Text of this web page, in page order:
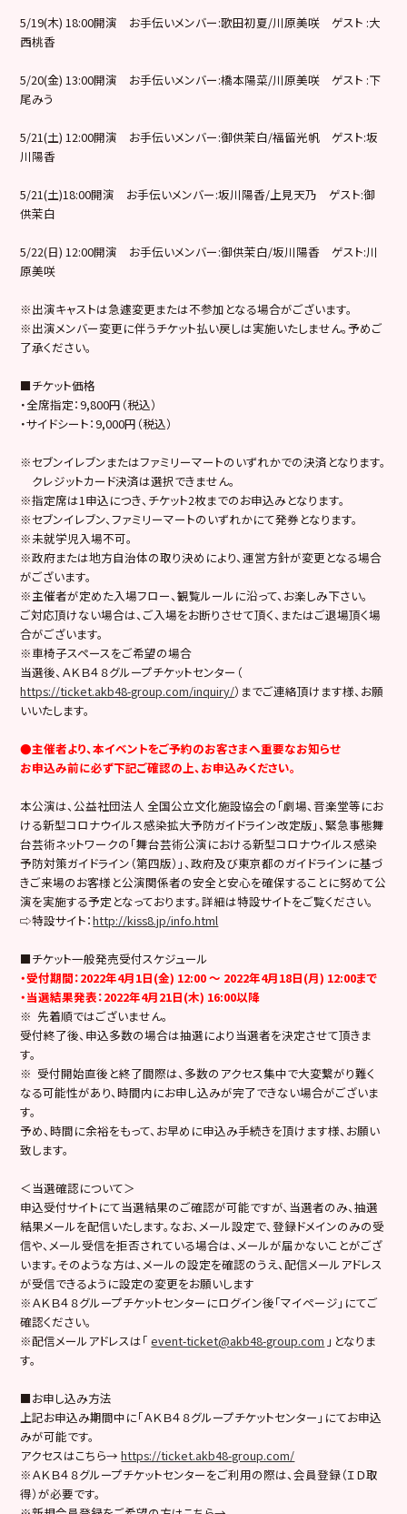
5/19(木) 18:00開演 お手伝いメンバー:歌田初夏/川原美咲 ゲスト :大
西桃香
5/20(金) 13:00開演 お手伝いメンバー:橋本陽菜/川原美咲 ゲスト :下
尾みう
5/21(土) 12:00開演 お手伝いメンバー:御供茉白/福留光帆 ゲスト:坂
川陽香
5/21(土)18:00開演 お手伝いメンバー:坂川陽香/上見天乃 ゲスト:御
供茉白
5/22(日) 12:00開演 お手伝いメンバー:御供茉白/坂川陽香 ゲスト:川
原美咲
※出演キャストは急遽変更または不参加となる場合がございます。
※出演メンバー変更に伴うチケット払い戻しは実施いたしません。予めご
了承ください。
■チケット価格
・全席指定：9,800円（税込）
・サイドシート：9,000円（税込）
※セブンイレブンまたはファミリーマートのいずれかでの決済となります。
クレジットカード決済は選択できません。
※指定席は1申込につき、チケット2枚までのお申込みとなります。
※セブンイレブン、ファミリーマートのいずれかにて発券となります。
※未就学児入場不可。
※政府または地方自治体の取り決めにより、運営方針が変更となる場合
がございます。
※主催者が定めた入場フロー、観覧ルールに沿って、お楽しみ下さい。
ご対応頂けない場合は、ご入場をお断りさせて頂く、またはご退場頂く場
合がございます。
※車椅子スペースをご希望の場合
当選後、ＡＫＢ４８グループチケットセンター（
https://ticket.akb48-group.com/inquiry/）までご連絡頂けます様、お願
いいたします。
●主催者より、本イベントをご予約のお客さまへ重要なお知らせ
お申込み前に必ず下記ご確認の上、お申込みください。
本公演は、公益社団法人 全国公立文化施設協会の「劇場、音楽堂等にお
ける新型コロナウイルス感染拡大予防ガイドライン改定版」、緊急事態舞
台芸術ネットワークの「舞台芸術公演における新型コロナウイルス感染
予防対策ガイドライン（第四版）」、政府及び東京都のガイドラインに基づ
きご来場のお客様と公演関係者の安全と安心を確保することに努めて公
演を実施する予定となっております。詳細は特設サイトをご覧ください。
⇨特設サイト：http://kiss8.jp/info.html
■チケット一般発売受付スケジュール
・受付期間：2022年4月1日(金) 12:00 ～ 2022年4月18日(月) 12:00まで
・当選結果発表：2022年4月21日(木) 16:00以降
※ 先着順ではございません。
受付終了後、申込多数の場合は抽選により当選者を決定させて頂きま
す。
※ 受付開始直後と終了間際は、多数のアクセス集中で大変繋がり難く
なる可能性があり、時間内にお申し込みが完了できない場合がございま
す。
予め、時間に余裕をもって、お早めに申込み手続きを頂けます様、お願い
致します。
＜当選確認について＞
申込受付サイトにて当選結果のご確認が可能ですが、当選者のみ、抽選
結果メールを配信いたします。なお、メール設定で、登録ドメインのみの受
信や、メール受信を拒否されている場合は、メールが届かないことがござ
います。そのような方は、メールの設定を確認のうえ、配信メールアドレス
が受信できるように設定の変更をお願いします
※ＡＫＢ４８グループチケットセンターにログイン後「マイページ」にてご
確認ください。
※配信メールアドレスは「event-ticket@akb48-group.com 」となりま
す。
■お申し込み方法
上記お申込み期間中に「ＡＫＢ４８グループチケットセンター」にてお申込
みが可能です。
アクセスはこちら→https://ticket.akb48-group.com/
※ＡＫＢ４８グループチケットセンターをご利用の際は、会員登録（ＩＤ取
得）が必要です。